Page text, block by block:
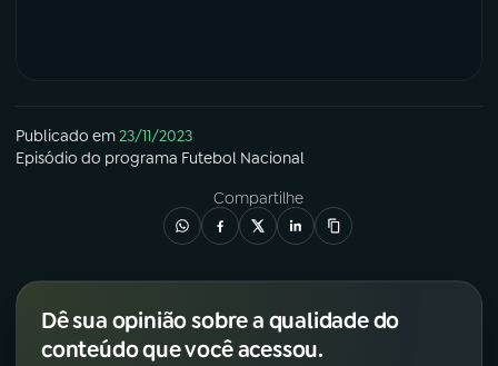
Publicado em23/11/2023
Episódio do programa Futebol Nacional
Compartilhe
Dê sua opinião sobre a qualidade do
conteúdo que você acessou.